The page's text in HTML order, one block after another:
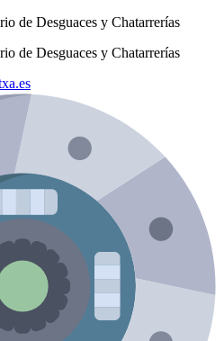
de Desguaces y Chatarrerías
de Desguaces y Chatarrerías